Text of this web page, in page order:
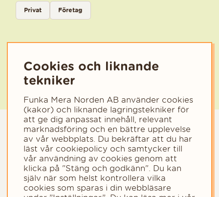
Välj kategori för nyhetsbrev
Privat
Företag
Copyright © 2023 - Funka Mera Norden AB
Cookies och liknande
tekniker
Funka Mera Norden AB använder cookies
(kakor) och liknande lagringstekniker för
att ge dig anpassat innehåll, relevant
marknadsföring och en bättre upplevelse
av vår webbplats. Du bekräftar att du har
läst vår cookiepolicy och samtycker till
vår användning av cookies genom att
klicka på "Stäng och godkänn". Du kan
själv när som helst kontrollera vilka
cookies som sparas i din webbläsare